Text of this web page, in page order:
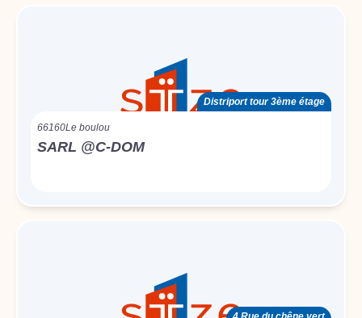
Distriport tour 3ème étage
66160Le boulou
SARL @C-DOM